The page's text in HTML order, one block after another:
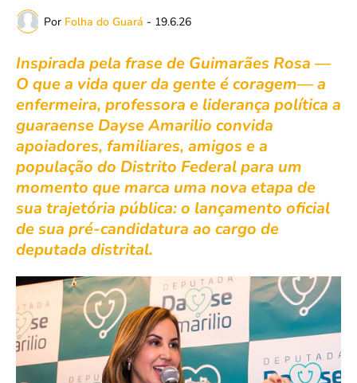
Por Folha do Guará - 19.6.26
Inspirada pela frase de Guimarães Rosa —
O que a vida quer da gente é coragem— a
enfermeira, professora e liderança política a
guaraense Dayse Amarilio convida
apoiadores, familiares, amigos e a
população do Distrito Federal para um
momento que marca uma nova etapa de
sua trajetória pública: o lançamento oficial
de sua pré-candidatura ao cargo de
deputada distrital.